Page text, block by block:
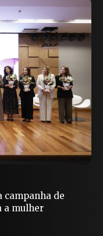
campanha de
a mulher